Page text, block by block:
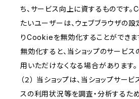
ち、サービス向上に資するものです
たいユーザーは、ウェブブラウザの
りCookieを無効化することができま
無効化すると、当ショップのサービ
用いただけなくなる場合があります。
（２） 当ショップは、当ショップサー
スの利用状況等を調査・分析するた